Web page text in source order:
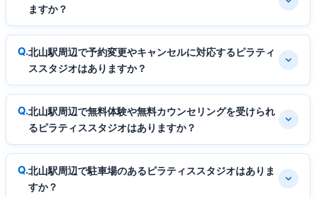
ますか？
北山駅周辺で予約変更やキャンセルに対応するピラティ
ススタジオはありますか？
北山駅周辺で無料体験や無料カウンセリングを受けられ
るピラティススタジオはありますか？
北山駅周辺で駐車場のあるピラティススタジオはありま
すか？